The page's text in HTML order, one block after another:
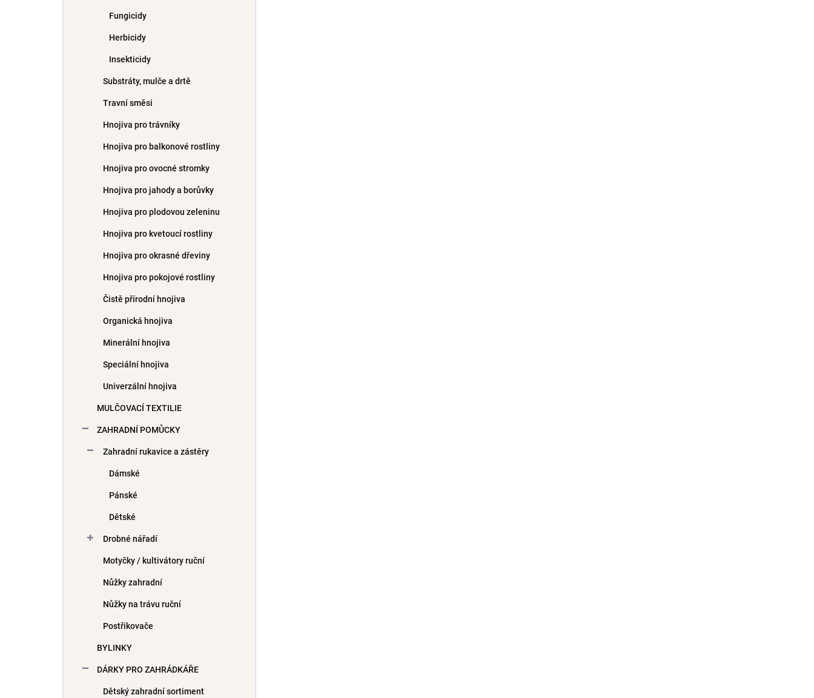
Fungicidy
Herbicidy
Insekticidy
Substráty, mulče a drtě
Travní směsi
Hnojiva pro trávníky
Hnojiva pro balkonové rostliny
Hnojiva pro ovocné stromky
Hnojiva pro jahody a borůvky
Hnojiva pro plodovou zeleninu
Hnojiva pro kvetoucí rostliny
Hnojiva pro okrasné dřeviny
Hnojiva pro pokojové rostliny
Čistě přírodní hnojiva
Organická hnojiva
Minerální hnojiva
Speciální hnojiva
Univerzální hnojiva
MULČOVACÍ TEXTILIE
ZAHRADNÍ POMŮCKY
Zahradní rukavice a zástěry
Dámské
Pánské
Dětské
Drobné nářadí
Motyčky / kultivátory ruční
Nůžky zahradní
Nůžky na trávu ruční
Postřikovače
BYLINKY
DÁRKY PRO ZAHRÁDKÁŘE
Dětský zahradní sortiment